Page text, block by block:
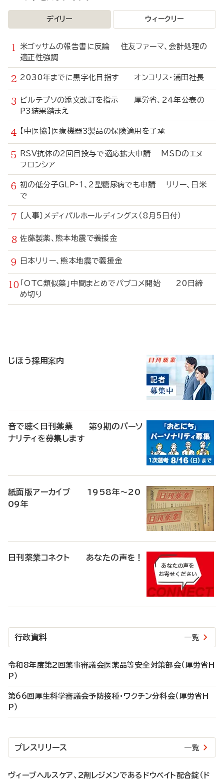
デイリー ウィークリー
米ゴッサムの報告書に反論 住友ファーマ、会計処理の
適正性強調
2030年までに黒字化目指す オンコリス・浦田社長
ビルテプソの添文改訂を指示 厚労省、24年公表の
P3結果踏まえ
【中医協】医療機器3製品の保険適用を了承
RSV抗体の2回目投与で適応拡大申請 MSDのエヌ
フロンシア
初の低分子GLP-1、2型糖尿病でも申請 リリー、日米
で
〔人事〕メディパルホールディングス（8月5日付）
佐藤製薬、熊本地震で義援金
日本リリー、熊本地震で義援金
「OTC類似薬」中間まとめでパブコメ開始 20日締
め切り
じほう採用案内
音で聴く日刊薬業 第9期のパーソ
ナリティを募集します
紙面版アーカイブ 1958年～20
09年
日刊薬業コネクト あなたの声を！
行政資料 一覧
令和8年度第2回薬事審議会医薬品等安全対策部会（厚労省H
P）
第66回厚生科学審議会予防接種・ワクチン分科会（厚労省H
P）
プレスリリース 一覧
ヴィーブヘルスケア、2剤レジメンであるドウベイト配合錠（ド